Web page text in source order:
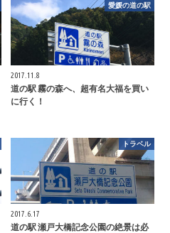
愛媛の道の駅
2017.11.8
道の駅 霧の森へ、超有名大福を買い
に行く！
トラベル
2017.6.17
道の駅 瀬戸大橋記念公園の絶景は必